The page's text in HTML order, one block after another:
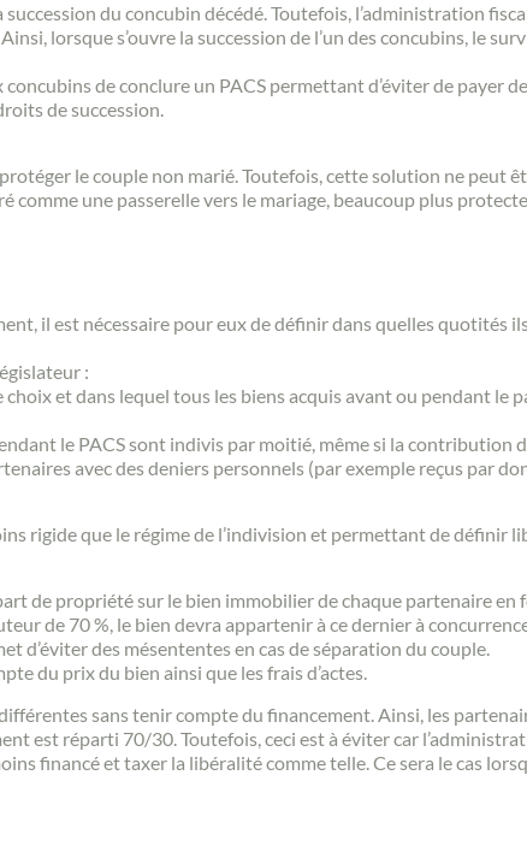
Acheter
Recrutement
Actualités
Contact
du concubin décédé. Toutefois, l’administration
lorsque s’ouvre la succession de l’un des concubins, le
de conclure un PACS permettant d’éviter de payer
de succession.
le couple non marié. Toutefois, cette solution ne peut
comme une passerelle vers le mariage, beaucoup plus
il est nécessaire pour eux de définir dans quelles quotités
:
choix et dans lequel tous les biens acquis avant ou pendant le
le PACS sont indivis par moitié, même si la contribution
avec des deniers personnels (par exemple reçus par
rigide que le régime de l’indivision et permettant de définir
de propriété sur le bien immobilier de chaque partenaire
de 70 %, le bien devra appartenir à ce dernier à
d’éviter des mésententes en cas de séparation du couple.
du prix du bien ainsi que les frais d’actes.
sans tenir compte du financement. Ainsi, les
est réparti 70/30. Toutefois, ceci est à éviter car
financé et taxer la libéralité comme telle. Ce sera le cas